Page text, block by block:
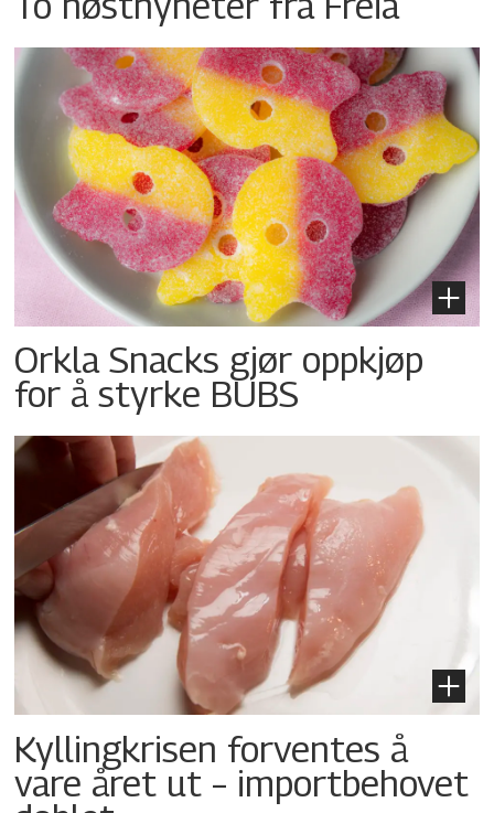
Orkla Snacks gjør oppkjøp
for å styrke BUBS
Kyllingkrisen forventes å
vare året ut – importbehovet